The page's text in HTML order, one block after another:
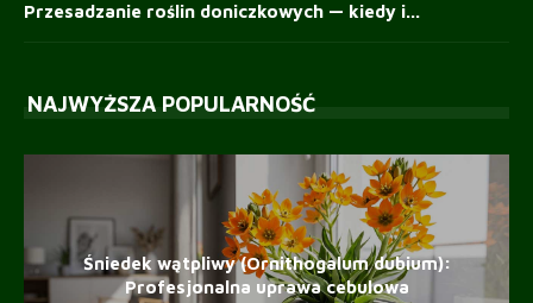
Przesadzanie roślin doniczkowych — kiedy i...
NAJWYŻSZA POPULARNOŚĆ
Śniedek wątpliwy (Ornithogalum dubium):
Profesjonalna uprawa cebulowa